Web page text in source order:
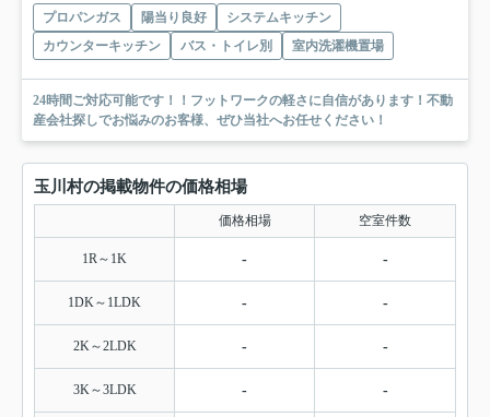
プロパンガス 陽当り良好
システムキッチン
カウンターキッチン
バス・トイレ別 室内洗濯機置場
24時間ご対応可能です！！フットワークの軽さに自信があります！不動
産会社探しでお悩みのお客様、ぜひ当社へお任せください！
玉川村の掲載物件の価格相場
価格相場 空室件数
1R～1K - -
1DK～1LDK - -
2K～2LDK - -
3K～3LDK - -